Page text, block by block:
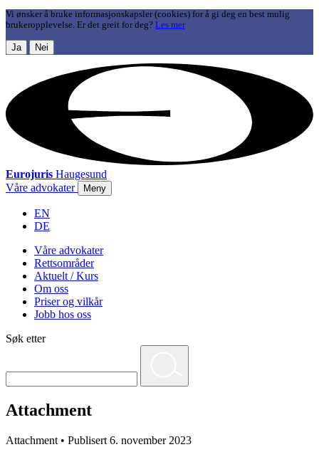
Vi ønsker å bruke informasjonskapsler (cookies) for å gi deg en best mulig
brukeropplevelse. Er det greit for deg? Les mer
Ja Nei
Eurojuris Haugesund
Våre advokater
Meny
EN
DE
Våre advokater
Rettsområder
Aktuelt / Kurs
Om oss
Priser og vilkår
Jobb hos oss
Søk etter
Attachment
Attachment • Publisert 6. november 2023